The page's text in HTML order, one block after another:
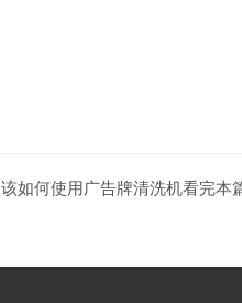
该如何使用广告牌清洗机看完本